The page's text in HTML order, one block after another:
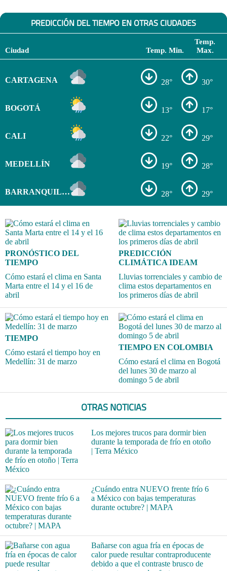
PREDICCIÓN DEL TIEMPO EN OTRAS CIUDADES
Ciudad Temp. Min.
Temp.
Max.
CARTAGENA 28° 30°
BOGOTÁ 13° 17°
CALI 22° 29°
MEDELLÍN 19° 28°
BARRANQUILLA 28° 29°
PRONÓSTICO DEL
TIEMPO
Cómo estará el clima en Santa
Marta entre el 14 y el 16 de
abril
PREDICCIÓN
CLIMÁTICA IDEAM
Lluvias torrenciales y cambio de
clima estos departamentos en
los primeros días de abril
TIEMPO
Cómo estará el tiempo hoy en
Medellín: 31 de marzo
TIEMPO EN COLOMBIA
Cómo estará el clima en Bogotá
del lunes 30 de marzo al
domingo 5 de abril
OTRAS NOTICIAS
Los mejores trucos para dormir bien
durante la temporada de frío en otoño
| Terra México
¿Cuándo entra NUEVO frente frío 6
a México con bajas temperaturas
durante octubre? | MAPA
Bañarse con agua fría en épocas de
calor puede resultar contraproducente
debido a que el contraste brusco de